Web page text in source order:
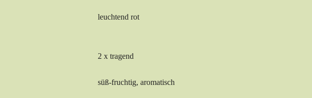
leuchtend rot
2 x tragend
süß-fruchtig, aromatisch